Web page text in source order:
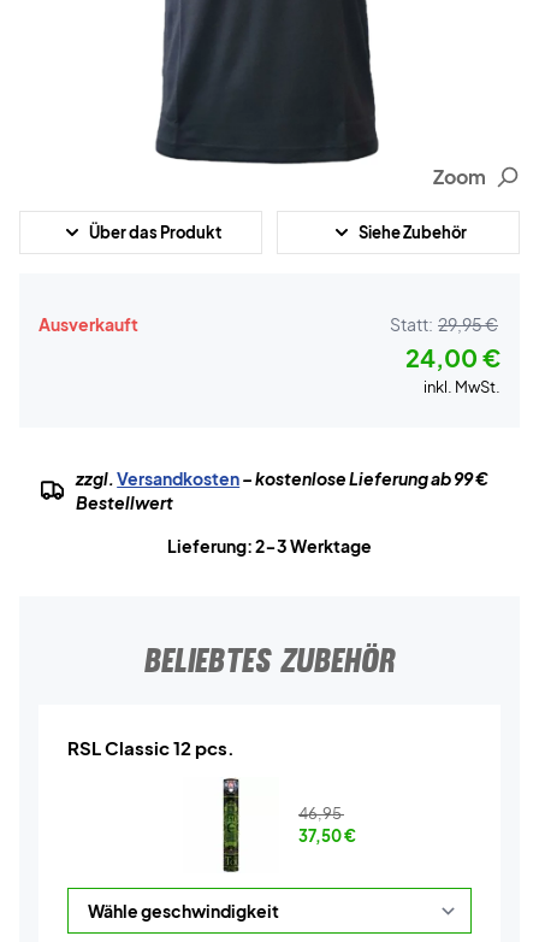
Zoom
Über das Produkt Siehe Zubehör
Ausverkauft Statt: 29,95 €
24,00 €
inkl. MwSt.
zzgl.Versandkosten– kostenlose Lieferung ab 99 €
Bestellwert
Lieferung: 2-3 Werktage
BELIEBTES ZUBEHÖR
RSL Classic 12 pcs.
46,95
37,50€